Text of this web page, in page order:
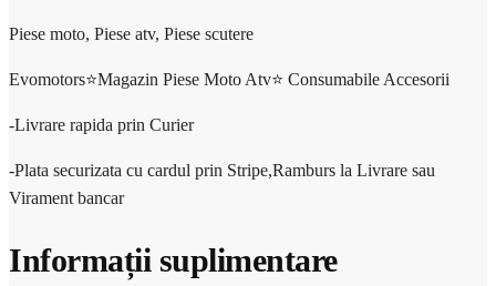
Piese moto, Piese atv, Piese scutere
Evomotors⭐️Magazin Piese Moto Atv⭐️ Consumabile Accesorii
-Livrare rapida prin Curier
-Plata securizata cu cardul prin Stripe,Ramburs la Livrare sau
Virament bancar
Informații suplimentare